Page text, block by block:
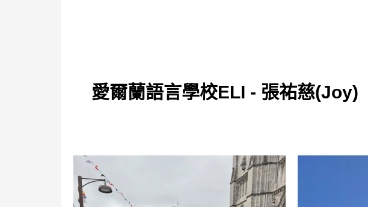
愛爾蘭語言學校ELI - 張祐慈(Joy)